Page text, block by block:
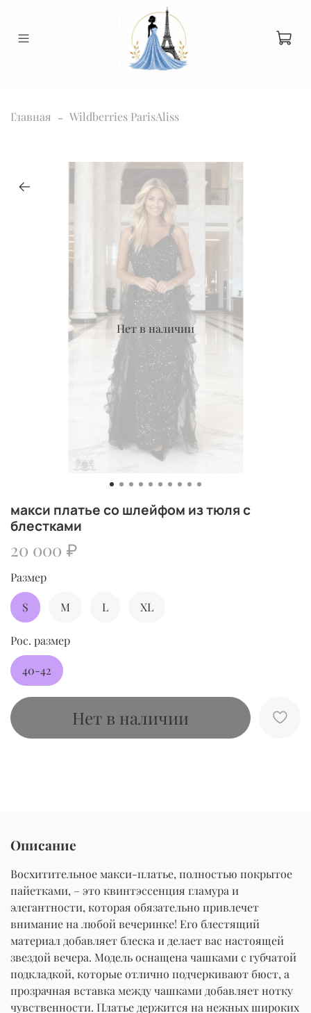
Главная Wildberries ParisAliss
Нет в наличии
макси платье со шлейфом из тюля с
блестками
20 000 ₽
Нет в наличии
Размер
S M L XL
Рос. размер
40-42
Описание
Восхитительное макси-платье, полностью покрытое
пайетками, – это квинтэссенция гламура и
элегантности, которая обязательно привлечет
внимание на любой вечеринке! Его блестящий
материал добавляет блеска и делает вас настоящей
звездой вечера. Модель оснащена чашками с губчатой
подкладкой, которые отлично подчеркивают бюст, а
прозрачная вставка между чашками добавляет нотку
чувственности. Платье держится на нежных широких